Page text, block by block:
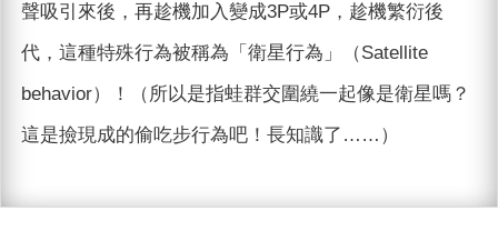
聲吸引來後，再趁機加入變成3P或4P，趁機繁衍後
代，這種特殊行為被稱為「衛星行為」（Satellite
behavior）！（所以是指蛙群交圍繞一起像是衛星嗎？
這是撿現成的偷吃步行為吧！長知識了……）